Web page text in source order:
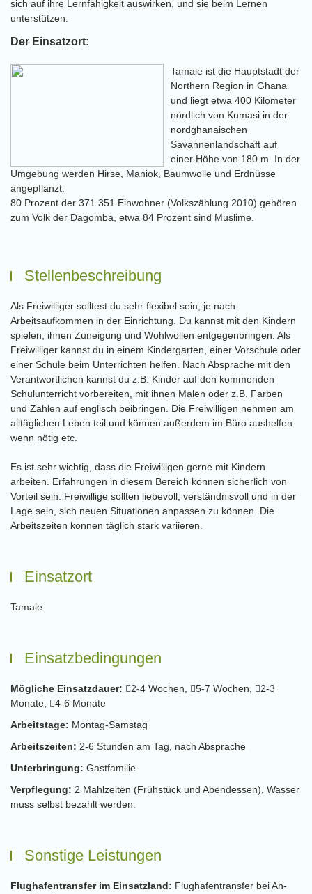
sich auf ihre Lernfähigkeit auswirken, und sie beim Lernen
unterstützen.
Der Einsatzort:
Tamale ist die Hauptstadt der
Northern Region in Ghana
und liegt etwa 400 Kilometer
nördlich von Kumasi in der
nordghanaischen
Savannenlandschaft auf
einer Höhe von 180 m. In der
Umgebung werden Hirse, Maniok, Baumwolle und Erdnüsse
angepflanzt.
80 Prozent der 371.351 Einwohner (Volkszählung 2010) gehören
zum Volk der Dagomba, etwa 84 Prozent sind Muslime.
Stellenbeschreibung
Als Freiwilliger solltest du sehr flexibel sein, je nach
Arbeitsaufkommen in der Einrichtung. Du kannst mit den Kindern
spielen, ihnen Zuneigung und Wohlwollen entgegenbringen. Als
Freiwilliger kannst du in einem Kindergarten, einer Vorschule oder
einer Schule beim Unterrichten helfen. Nach Absprache mit den
Verantwortlichen kannst du z.B. Kinder auf den kommenden
Schulunterricht vorbereiten, mit ihnen Malen oder z.B. Farben
und Zahlen auf englisch beibringen. Die Freiwilligen nehmen am
alltäglichen Leben teil und können außerdem im Büro aushelfen
wenn nötig etc.
Es ist sehr wichtig, dass die Freiwilligen gerne mit Kindern
arbeiten. Erfahrungen in diesem Bereich können sicherlich von
Vorteil sein. Freiwillige sollten liebevoll, verständnisvoll und in der
Lage sein, sich neuen Situationen anpassen zu können. Die
Arbeitszeiten können täglich stark variieren.
Einsatzort
Tamale
Einsatzbedingungen
Mögliche Einsatzdauer: 2-4 Wochen, 5-7 Wochen,
2-3
Monate,
4-6 Monate
Arbeitstage: Montag-Samstag
Arbeitszeiten: 2-6 Stunden am Tag, nach Absprache
Unterbringung: Gastfamilie
Verpflegung: 2 Mahlzeiten (Frühstück und Abendessen), Wasser
muss selbst bezahlt werden.
Sonstige Leistungen
Flughafentransfer im Einsatzland: Flughafentransfer bei An-